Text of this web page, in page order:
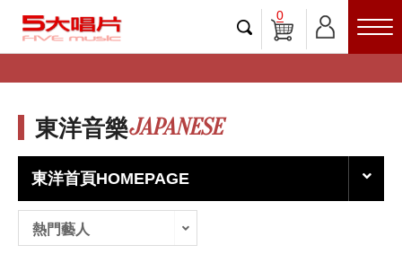
0
東洋音樂JAPANESE
東洋首頁HOMEPAGE
熱門藝人